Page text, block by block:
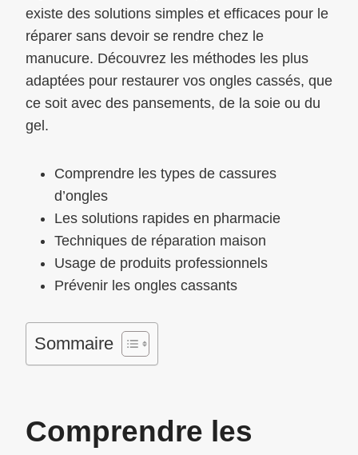
existe des solutions simples et efficaces pour le
réparer sans devoir se rendre chez le
manucure. Découvrez les méthodes les plus
adaptées pour restaurer vos ongles cassés, que
ce soit avec des pansements, de la soie ou du
gel.
Comprendre les types de cassures
d’ongles
Les solutions rapides en pharmacie
Techniques de réparation maison
Usage de produits professionnels
Prévenir les ongles cassants
Sommaire
Comprendre les